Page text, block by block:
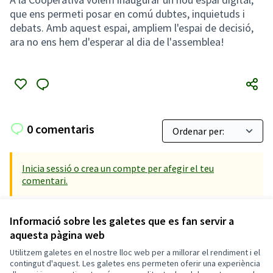
Informació sobre les galetes que es fan servir a
aquesta pàgina web
Utilitzem galetes en el nostre lloc web per a millorar el rendiment i el
contingut d'aquest. Les galetes ens permeten oferir una experiència
que ens permeti posar en comú dubtes, inquietuds i
debats. Amb aquest espai, ampliem l'espai de decisió,
ara no ens hem d'esperar al dia de l'assemblea!
0 comentaris
Inicia sessió o crea un compte per afegir el teu
comentari.
Termes i condicions d'ús
Configuració de les galetes